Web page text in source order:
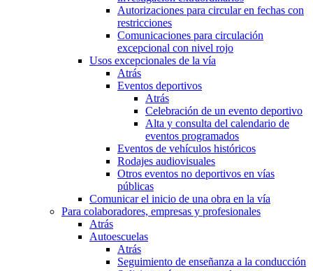
Autorizaciones para circular en fechas con
restricciones
Comunicaciones para circulación
excepcional con nivel rojo
Usos excepcionales de la vía
Atrás
Eventos deportivos
Atrás
Celebración de un evento deportivo
Alta y consulta del calendario de
eventos programados
Eventos de vehículos históricos
Rodajes audiovisuales
Otros eventos no deportivos en vías
públicas
Comunicar el inicio de una obra en la vía
Para colaboradores, empresas y profesionales
Atrás
Autoescuelas
Atrás
Seguimiento de enseñanza a la conducción